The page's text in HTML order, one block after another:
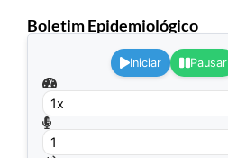
Boletim Epidemiológico
Iniciar Pausar